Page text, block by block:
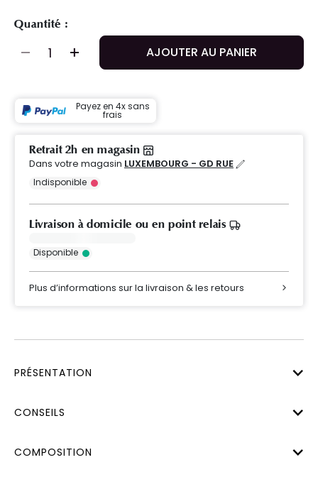
Quantité :
AJOUTER AU PANIER
Payez en 4x sans
frais
Retrait 2h en magasin
Dans votre magasin LUXEMBOURG - GD RUE
Indisponible
Livraison à domicile ou en point relais
Disponible
Plus d’informations sur la livraison & les retours
PRÉSENTATION
CONSEILS
COMPOSITION